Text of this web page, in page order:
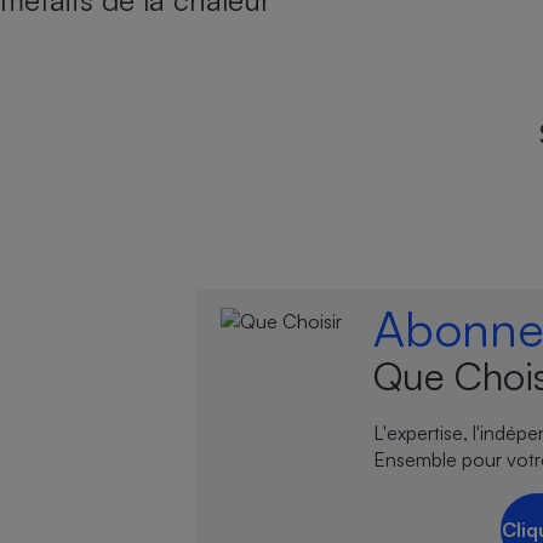
Que
L'expertise,
Ensemble pour